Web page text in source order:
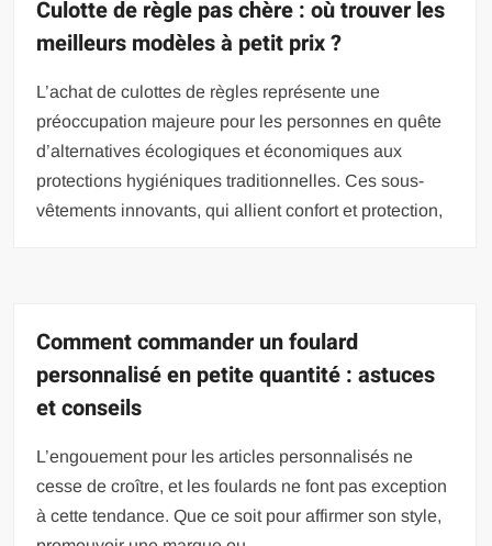
Culotte de règle pas chère : où trouver les
meilleurs modèles à petit prix ?
L’achat de culottes de règles représente une
préoccupation majeure pour les personnes en quête
d’alternatives écologiques et économiques aux
protections hygiéniques traditionnelles. Ces sous-
vêtements innovants, qui allient confort et protection,
Comment commander un foulard
personnalisé en petite quantité : astuces
et conseils
L’engouement pour les articles personnalisés ne
cesse de croître, et les foulards ne font pas exception
à cette tendance. Que ce soit pour affirmer son style,